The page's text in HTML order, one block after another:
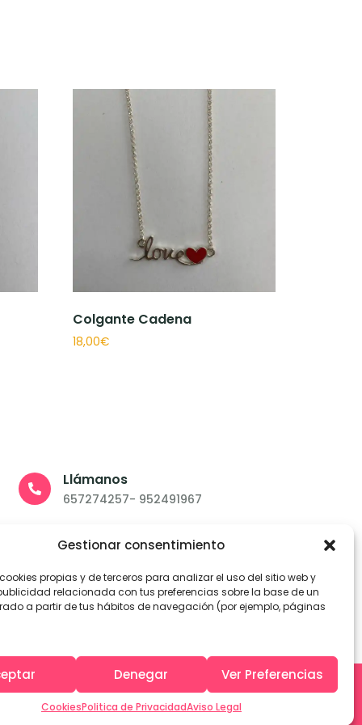
Gestionar consentimiento
propias y de terceros para analizar el uso del sitio web y
relacionada con tus preferencias sobre la base de un
a partir de tus hábitos de navegación (por ejemplo, páginas
Denegar Ver Preferencias
CookiesPolitica de PrivacidadAviso Legal
Colgante Cadena
18,00€
Llámanos
657274257- 952491967
info@unsiporlavida.es
Visítanos
Esperanza, 3 - Alhaurín el Grande (Málaga)
Design by DobleClick